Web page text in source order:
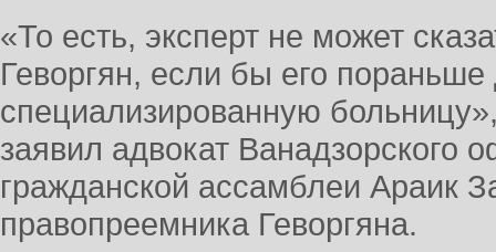
«То есть, эксперт не может
Геворгян, если бы его пораньше
специализированную
заявил адвокат Ванадзорского
гражданской ассамблеи Араик
правопреемника Геворгяна.